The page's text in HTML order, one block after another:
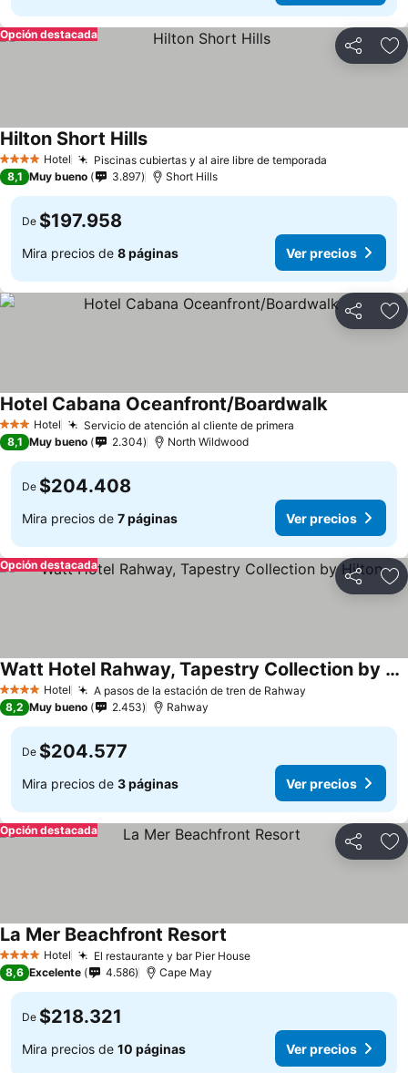
Compartir
Opción destacada
4 EstrellasHotel Piscinas cubiertas y al aire libre de temporada
Hilton Short Hills
8,1 Muy bueno 3.897 Short Hills
De $197.958
Mira precios de 8 páginas Ver precios
Compartir
3 Estrellas
Hotel Servicio de atención al cliente de primera
Hotel Cabana Oceanfront/Boardwalk
8,1 Muy bueno 2.304 North Wildwood
De $204.408
Mira precios de 7 páginas Ver precios
Compartir
Opción destacada
4 EstrellasHotel A pasos de la estación de tren de Rahway
Watt Hotel Rahway, Tapestry Collection by Hilton
8,2 Muy bueno 2.453 Rahway
De $204.577
Mira precios de 3 páginas Ver precios
Compartir
Opción destacada
4 EstrellasHotel El restaurante y bar Pier House
La Mer Beachfront Resort
8,6 Excelente 4.586 Cape May
De $218.321
Mira precios de 10 páginas Ver precios